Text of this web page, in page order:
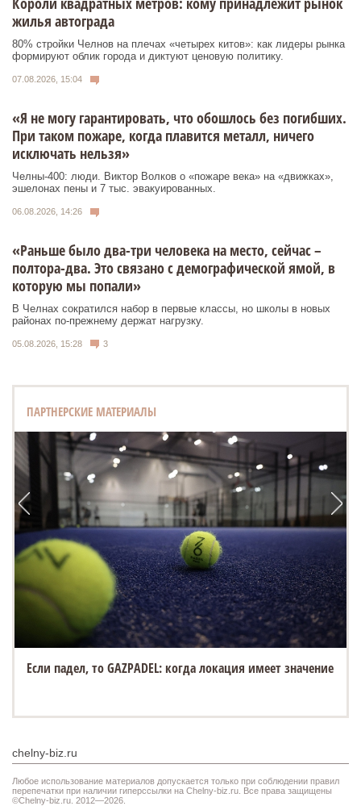
жилья автограда
80% стройки Челнов на плечах «четырех китов»: как лидеры рынка
формируют облик города и диктуют ценовую политику.
07.08.2026, 15:04
«Я не могу гарантировать, что обошлось без погибших.
При таком пожаре, когда плавится металл, ничего
исключать нельзя»
Челны-400: люди. Виктор Волков о «пожаре века» на «движках»,
эшелонах пены и 7 тыс. эвакуированных.
06.08.2026, 14:26
«Раньше было два-три человека на место, сейчас –
полтора-два. Это связано с демографической ямой, в
которую мы попали»
В Челнах сократился набор в первые классы, но школы в новых
районах по-прежнему держат нагрузку.
05.08.2026, 15:28 3
ПАРТНЕРСКИЕ МАТЕРИАЛЫ
Если падел, то GAZPADEL: когда локация имеет значение
chelny-biz.ru
Любое использование материалов допускается только при соблюдении правил
перепечатки при наличии гиперссылки на Chelny-biz.ru. Все права защищены
©Chelny-biz.ru. 2012—2026.